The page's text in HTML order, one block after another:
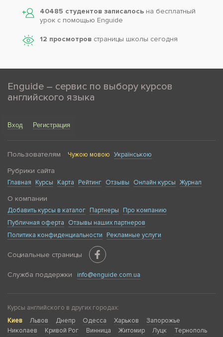
40485 студентов записалось на бесплатный
урок с помощью Enguide
12 просмотров страницы школы сегодня
Enguide – сервис по выбору курсов
английского языка
Вход Регистрация
Пользователям Чужою мовою Українською
Рубрики сайта
Главная Курсы Карта Рейтинг Отзывы Онлайн курсы Журнал
О компании
Добавить курсы в каталог Партнеры
Про компанию
Публичная оферта
Отзывы наших партнеров
Политика конфиденциальности
Рекламные услуги
Социальные страницы
Служба поддержки info@enguide.com.ua
Курсы английского в других городах:
Киев
Львов Днепр Одесса Харьков
Запорожье
Николаев
Кривой Рог Винница Житомир Луцк
Тернополь